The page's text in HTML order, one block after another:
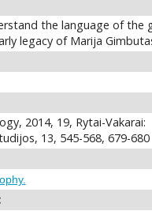
the language of the
legacy of Marija
2014, 19, Rytai-Vakarai:
13, 545-568, 679-680